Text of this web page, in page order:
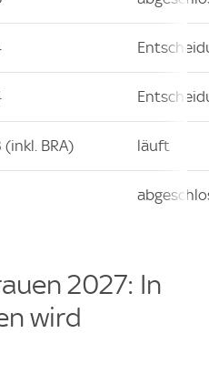
(inkl. BRA) läuft
2027: In
wird